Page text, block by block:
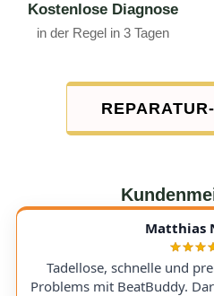
Kostenlose Diagnose
in der Regel in 3 Tagen
Matthias
Tadellose, schnelle und
Problems mit BeatBuddy.